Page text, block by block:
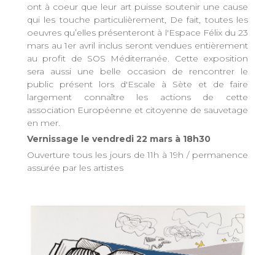
ont à coeur que leur art puisse soutenir une cause
qui les touche particulièrement, De fait, toutes les
oeuvres qu’elles présenteront à l'Espace Félix du 23
mars au 1er avril inclus seront vendues entièrement
au profit de SOS Méditerranée. Cette exposition
sera aussi une belle occasion de rencontrer le
public présent lors d'Escale à Sète et de faire
largement connaître les actions de cette
association Européenne et citoyenne de sauvetage
en mer.
Vernissage le vendredi 22 mars à 18h30
Ouverture tous les jours de 11h à 19h / permanence
assurée par les artistes